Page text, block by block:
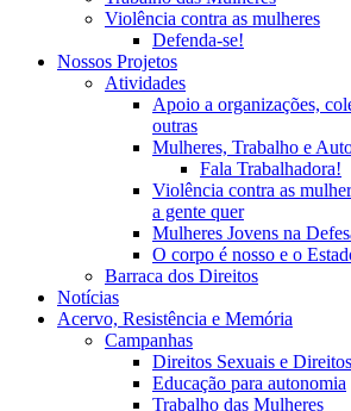
Violência contra as mulheres
Defenda-se!
Nossos Projetos
Atividades
Apoio a organizações,
outras
Mulheres, Trabalho e
Fala Trabalhadora!
Violência contra as
a gente quer
Mulheres Jovens na
O corpo é nosso e o
Barraca dos Direitos
Notícias
Acervo, Resistência e Memória
Campanhas
Direitos Sexuais e
Educação para autonomia
Trabalho das Mulheres